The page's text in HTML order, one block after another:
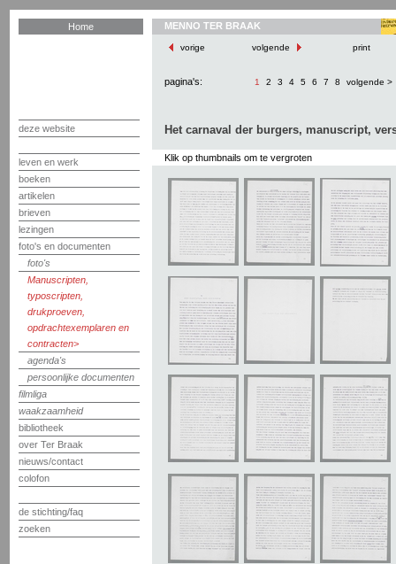
Home
deze website
leven en werk
boeken
artikelen
brieven
lezingen
foto's en documenten
foto's
Manuscripten,
typoscripten,
drukproeven,
opdrachtexemplaren en
contracten
agenda's
persoonlijke documenten
filmliga
waakzaamheid
bibliotheek
over Ter Braak
nieuws/contact
colofon
de stichting/faq
zoeken
MENNO TER BRAAK
vorige volgende print
pagina's: 1 2 3 4 5 6 7 8 volgende >
Het carnaval der burgers, manuscript,
Klik op thumbnails om te vergroten